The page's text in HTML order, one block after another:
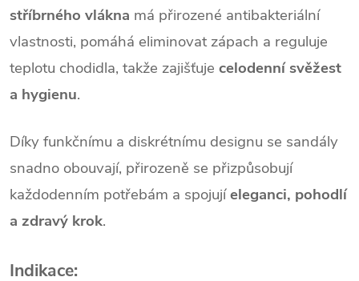
stříbrného vlákna má přirozené antibakteriální
vlastnosti, pomáhá eliminovat zápach a reguluje
teplotu chodidla, takže zajišťuje celodenní svěžest
a hygienu.
Díky funkčnímu a diskrétnímu designu se sandály
snadno obouvají, přirozeně se přizpůsobují
každodenním potřebám a spojujíeleganci, pohodlí
a zdravý krok.
Indikace: